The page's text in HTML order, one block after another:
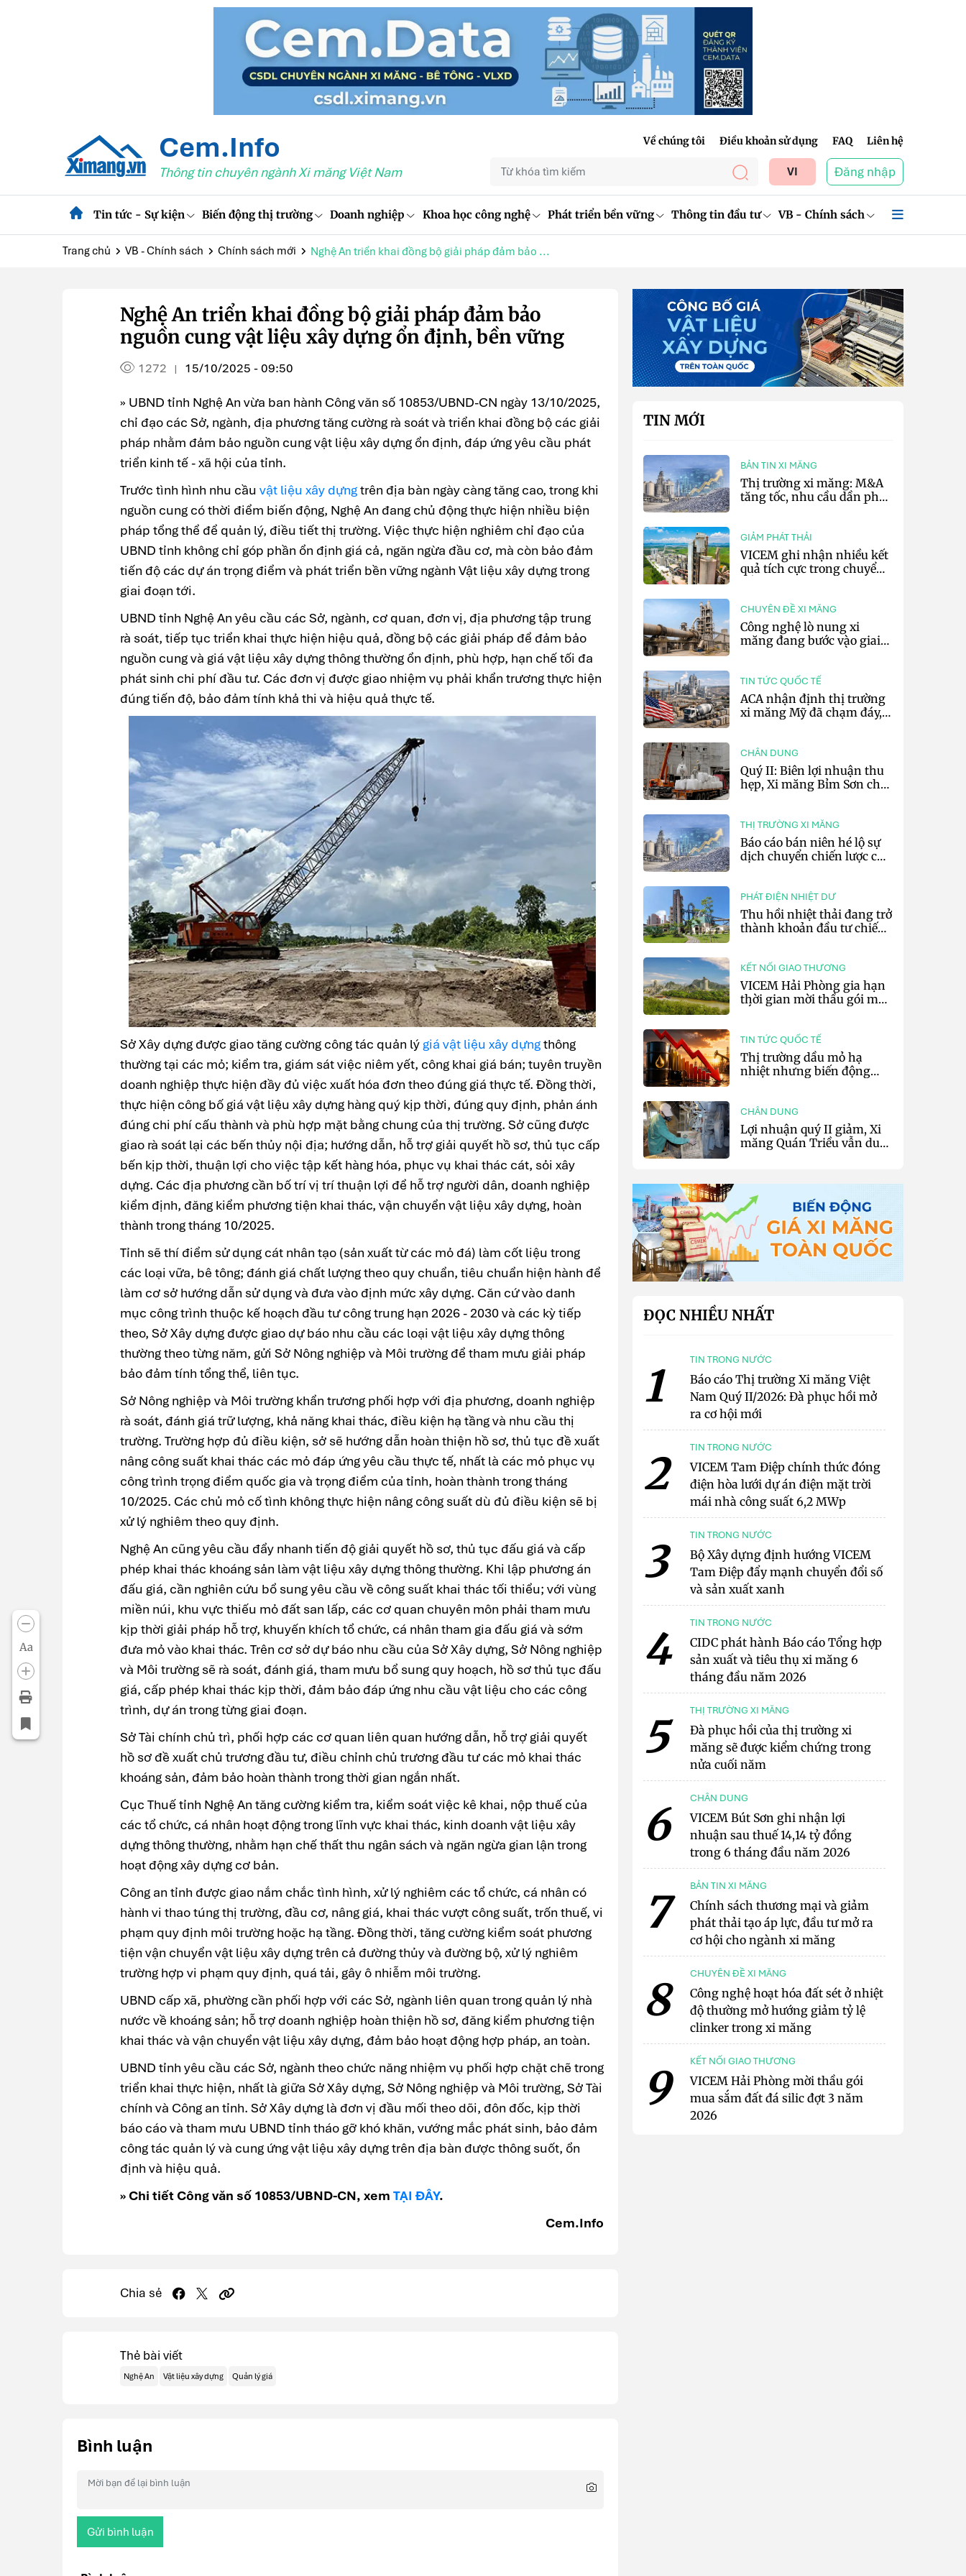
Cem.Info
Thông tin chuyên ngành Xi măng Việt Nam
Về chúng tôi Điều khoản sử dụng FAQ Liên hệ
VI Đăng nhập
Tin tức - Sự kiện Biến động thị trường Doanh nghiệp Khoa học công nghệ Phát triển bền vững Thông tin đầu tư VB - Chính sách
Trang chủ VB - Chính sách Chính sách mới Nghệ An triển khai đồng bộ giải pháp đảm bảo ...
Aa
Nghệ An triển khai đồng bộ giải pháp đảm bảo
nguồn cung vật liệu xây dựng ổn định, bền vững
1272 | 15/10/2025 - 09:50
» UBND tỉnh Nghệ An vừa ban hành Công văn số 10853/UBND-CN ngày 13/10/2025,
chỉ đạo các Sở, ngành, địa phương tăng cường rà soát và triển khai đồng bộ các giải
pháp nhằm đảm bảo nguồn cung vật liệu xây dựng ổn định, đáp ứng yêu cầu phát
triển kinh tế - xã hội của tỉnh.
Trước tình hình nhu cầu vật liệu xây dựngtrên địa bàn ngày càng tăng cao, trong khi
nguồn cung có thời điểm biến động, Nghệ An đang chủ động thực hiện nhiều biện
pháp tổng thể để quản lý, điều tiết thị trường. Việc thực hiện nghiêm chỉ đạo của
UBND tỉnh không chỉ góp phần ổn định giá cả, ngăn ngừa đầu cơ, mà còn bảo đảm
tiến độ các dự án trọng điểm và phát triển bền vững ngành Vật liệu xây dựng trong
giai đoạn tới.
UBND tỉnh Nghệ An yêu cầu các Sở, ngành, cơ quan, đơn vị, địa phương tập trung
rà soát, tiếp tục triển khai thực hiện hiệu quả, đồng bộ các giải pháp để đảm bảo
nguồn cung và giá vật liệu xây dựng thông thường ổn định, phù hợp, hạn chế tối đa
phát sinh chi phí đầu tư. Các đơn vị được giao nhiệm vụ phải khẩn trương thực hiện
đúng tiến độ, bảo đảm tính khả thi và hiệu quả thực tế.
Sở Xây dựng được giao tăng cường công tác quản lý giá vật liệu xây dựngthông
thường tại các mỏ; kiểm tra, giám sát việc niêm yết, công khai giá bán; tuyên truyền
doanh nghiệp thực hiện đầy đủ việc xuất hóa đơn theo đúng giá thực tế. Đồng thời,
thực hiện công bố giá vật liệu xây dựng hàng quý kịp thời, đúng quy định, phản ánh
đúng chi phí cấu thành và phù hợp mặt bằng chung của thị trường. Sở cũng được
giao rà soát lại các bến thủy nội địa; hướng dẫn, hỗ trợ giải quyết hồ sơ, thủ tục cấp
bến kịp thời, thuận lợi cho việc tập kết hàng hóa, phục vụ khai thác cát, sỏi xây
dựng. Các địa phương cần bố trí vị trí thuận lợi để hỗ trợ người dân, doanh nghiệp
kiểm định, đăng kiểm phương tiện khai thác, vận chuyển vật liệu xây dựng, hoàn
thành trong tháng 10/2025.
Tỉnh sẽ thí điểm sử dụng cát nhân tạo (sản xuất từ các mỏ đá) làm cốt liệu trong
các loại vữa, bê tông; đánh giá chất lượng theo quy chuẩn, tiêu chuẩn hiện hành để
làm cơ sở hướng dẫn sử dụng và đưa vào định mức xây dựng. Căn cứ vào danh
mục công trình thuộc kế hoạch đầu tư công trung hạn 2026 - 2030 và các kỳ tiếp
theo, Sở Xây dựng được giao dự báo nhu cầu các loại vật liệu xây dựng thông
thường theo từng năm, gửi Sở Nông nghiệp và Môi trường để tham mưu giải pháp
bảo đảm tính tổng thể, liên tục.
Sở Nông nghiệp và Môi trường khẩn trương phối hợp với địa phương, doanh nghiệp
rà soát, đánh giá trữ lượng, khả năng khai thác, điều kiện hạ tầng và nhu cầu thị
trường. Trường hợp đủ điều kiện, sở sẽ hướng dẫn hoàn thiện hồ sơ, thủ tục đề xuất
nâng công suất khai thác các mỏ đáp ứng yêu cầu thực tế, nhất là các mỏ phục vụ
công trình trọng điểm quốc gia và trọng điểm của tỉnh, hoàn thành trong tháng
10/2025. Các chủ mỏ cố tình không thực hiện nâng công suất dù đủ điều kiện sẽ bị
xử lý nghiêm theo quy định.
Nghệ An cũng yêu cầu đẩy nhanh tiến độ giải quyết hồ sơ, thủ tục đấu giá và cấp
phép khai thác khoáng sản làm vật liệu xây dựng thông thường. Khi lập phương án
đấu giá, cần nghiên cứu bổ sung yêu cầu về công suất khai thác tối thiểu; với vùng
miền núi, khu vực thiếu mỏ đất san lấp, các cơ quan chuyên môn phải tham mưu
kịp thời giải pháp hỗ trợ, khuyến khích tổ chức, cá nhân tham gia đấu giá và sớm
đưa mỏ vào khai thác. Trên cơ sở dự báo nhu cầu của Sở Xây dựng, Sở Nông nghiệp
và Môi trường sẽ rà soát, đánh giá, tham mưu bổ sung quy hoạch, hồ sơ thủ tục đấu
giá, cấp phép khai thác kịp thời, đảm bảo đáp ứng nhu cầu vật liệu cho các công
trình, dự án trong từng giai đoạn.
Sở Tài chính chủ trì, phối hợp các cơ quan liên quan hướng dẫn, hỗ trợ giải quyết
hồ sơ đề xuất chủ trương đầu tư, điều chỉnh chủ trương đầu tư các mỏ khai thác
khoáng sản, đảm bảo hoàn thành trong thời gian ngắn nhất.
Cục Thuế tỉnh Nghệ An tăng cường kiểm tra, kiểm soát việc kê khai, nộp thuế của
các tổ chức, cá nhân hoạt động trong lĩnh vực khai thác, kinh doanh vật liệu xây
dựng thông thường, nhằm hạn chế thất thu ngân sách và ngăn ngừa gian lận trong
hoạt động xây dựng cơ bản.
Công an tỉnh được giao nắm chắc tình hình, xử lý nghiêm các tổ chức, cá nhân có
hành vi thao túng thị trường, đầu cơ, nâng giá, khai thác vượt công suất, trốn thuế, vi
phạm quy định môi trường hoặc hạ tầng. Đồng thời, tăng cường kiểm soát phương
tiện vận chuyển vật liệu xây dựng trên cả đường thủy và đường bộ, xử lý nghiêm
trường hợp vi phạm quy định, quá tải, gây ô nhiễm môi trường.
UBND cấp xã, phường cần phối hợp với các Sở, ngành liên quan trong quản lý nhà
nước về khoáng sản; hỗ trợ doanh nghiệp hoàn thiện hồ sơ, đăng kiểm phương tiện
khai thác và vận chuyển vật liệu xây dựng, đảm bảo hoạt động hợp pháp, an toàn.
UBND tỉnh yêu cầu các Sở, ngành theo chức năng nhiệm vụ phối hợp chặt chẽ trong
triển khai thực hiện, nhất là giữa Sở Xây dựng, Sở Nông nghiệp và Môi trường, Sở Tài
chính và Công an tỉnh. Sở Xây dựng là đơn vị đầu mối theo dõi, đôn đốc, kịp thời
báo cáo và tham mưu UBND tỉnh tháo gỡ khó khăn, vướng mắc phát sinh, bảo đảm
công tác quản lý và cung ứng vật liệu xây dựng trên địa bàn được thông suốt, ổn
định và hiệu quả.
» Chi tiết Công văn số 10853/UBND-CN, xem TẠI ĐÂY.
Cem.Info
Chia sẻ
Thẻ bài viết
Nghệ An Vật liệu xây dựng Quản lý giá
Bình luận
Gửi bình luận
TIN MỚI
BẢN TIN XI MĂNG
Thị trường xi măng: M&A
tăng tốc, nhu cầu dần phục
GIẢM PHÁT THẢI
VICEM ghi nhận nhiều kết
quả tích cực trong chuyển
CHUYÊN ĐỀ XI MĂNG
Công nghệ lò nung xi
măng đang bước vào giai
TIN TỨC QUỐC TẾ
ACA nhận định thị trường
xi măng Mỹ đã chạm đáy,
CHÂN DUNG
Quý II: Biên lợi nhuận thu
hẹp, Xi măng Bỉm Sơn chỉ
THỊ TRƯỜNG XI MĂNG
Báo cáo bán niên hé lộ sự
dịch chuyển chiến lược của
PHÁT ĐIỆN NHIỆT DƯ
Thu hồi nhiệt thải đang trở
thành khoản đầu tư chiến
KẾT NỐI GIAO THƯƠNG
VICEM Hải Phòng gia hạn
thời gian mời thầu gói mua
TIN TỨC QUỐC TẾ
Thị trường dầu mỏ hạ
nhiệt nhưng biến động
CHÂN DUNG
Lợi nhuận quý II giảm, Xi
măng Quán Triều vẫn duy
ĐỌC NHIỀU NHẤT
1 TIN TRONG NƯỚC
Báo cáo Thị trường Xi măng Việt
Nam Quý II/2026: Đà phục hồi mở
ra cơ hội mới
2 TIN TRONG NƯỚC
VICEM Tam Điệp chính thức đóng
điện hòa lưới dự án điện mặt trời
mái nhà công suất 6,2 MWp
3 TIN TRONG NƯỚC
Bộ Xây dựng định hướng VICEM
Tam Điệp đẩy mạnh chuyển đổi số
và sản xuất xanh
4 TIN TRONG NƯỚC
CIDC phát hành Báo cáo Tổng hợp
sản xuất và tiêu thụ xi măng 6
tháng đầu năm 2026
5 THỊ TRƯỜNG XI MĂNG
Đà phục hồi của thị trường xi
măng sẽ được kiểm chứng trong
nửa cuối năm
6 CHÂN DUNG
VICEM Bút Sơn ghi nhận lợi
nhuận sau thuế 14,14 tỷ đồng
trong 6 tháng đầu năm 2026
7 BẢN TIN XI MĂNG
Chính sách thương mại và giảm
phát thải tạo áp lực, đầu tư mở ra
cơ hội cho ngành xi măng
8 CHUYÊN ĐỀ XI MĂNG
Công nghệ hoạt hóa đất sét ở nhiệt
độ thường mở hướng giảm tỷ lệ
clinker trong xi măng
9 KẾT NỐI GIAO THƯƠNG
VICEM Hải Phòng mời thầu gói
mua sắm đất đá silic đợt 3 năm
2026